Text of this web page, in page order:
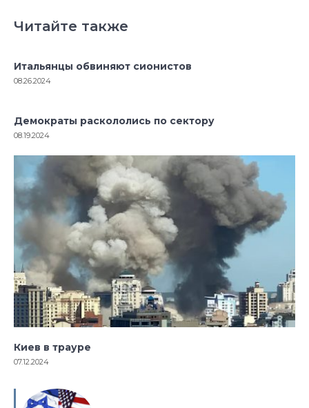
Читайте также
Итальянцы обвиняют сионистов
08.26.2024
Демократы раскололись по сектору
08.19.2024
Киев в трауре
07.12.2024